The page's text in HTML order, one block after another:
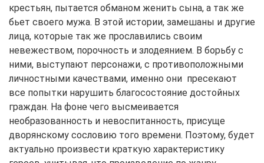
крестьян, пытается обманом женить сына, а так же
бьет своего мужа. В этой истории, замешаны и другие
лица, которые так же прославились своим
невежеством, порочность и злодеянием. В борьбу с
ними, выступают персонажи, с противоположными
личностными качествами, именно они пресекают
все попытки нарушить благосостояние достойных
граждан. На фоне чего высмеивается
необразованность и невоспитанность, присуще
дворянскому сословию того времени. Поэтому, будет
актуально произвести краткую характеристику